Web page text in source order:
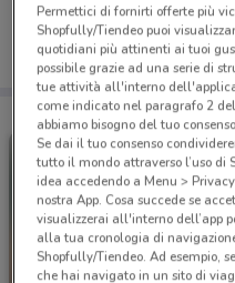
dal tuo cellulare.
Permettici di fornirti offerte più
Shopfully/Tiendeo puoi
quotidiani più attinenti ai tuoi
possibile grazie ad una serie di
tue attività all'interno
come indicato nel paragrafo 2
abbiamo bisogno del tuo
Se dai il tuo consenso
tutto il mondo attraverso l’uso di
idea accedendo a Menu >
nostra App. Cosa succede se
visualizzerai all'interno dell’app
alla tua cronologia di
Shopfully/Tiendeo. Ad esempio,
che hai navigato in un sito di